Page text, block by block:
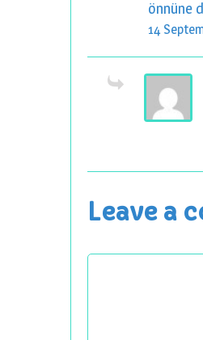
önnüne
14
Leave a